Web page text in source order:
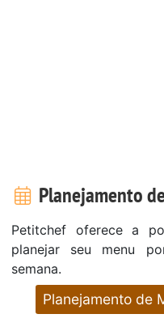
Planejamento
Petitchef oferece a
planejar seu menu
semana.
Planejamento de